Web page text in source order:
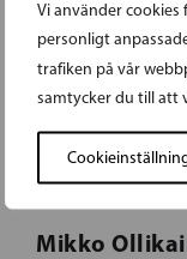
Vi använder
personligt
trafiken på vår
samtycker du till att
producerar
utmanande
att hårt
stöd av
Mikko